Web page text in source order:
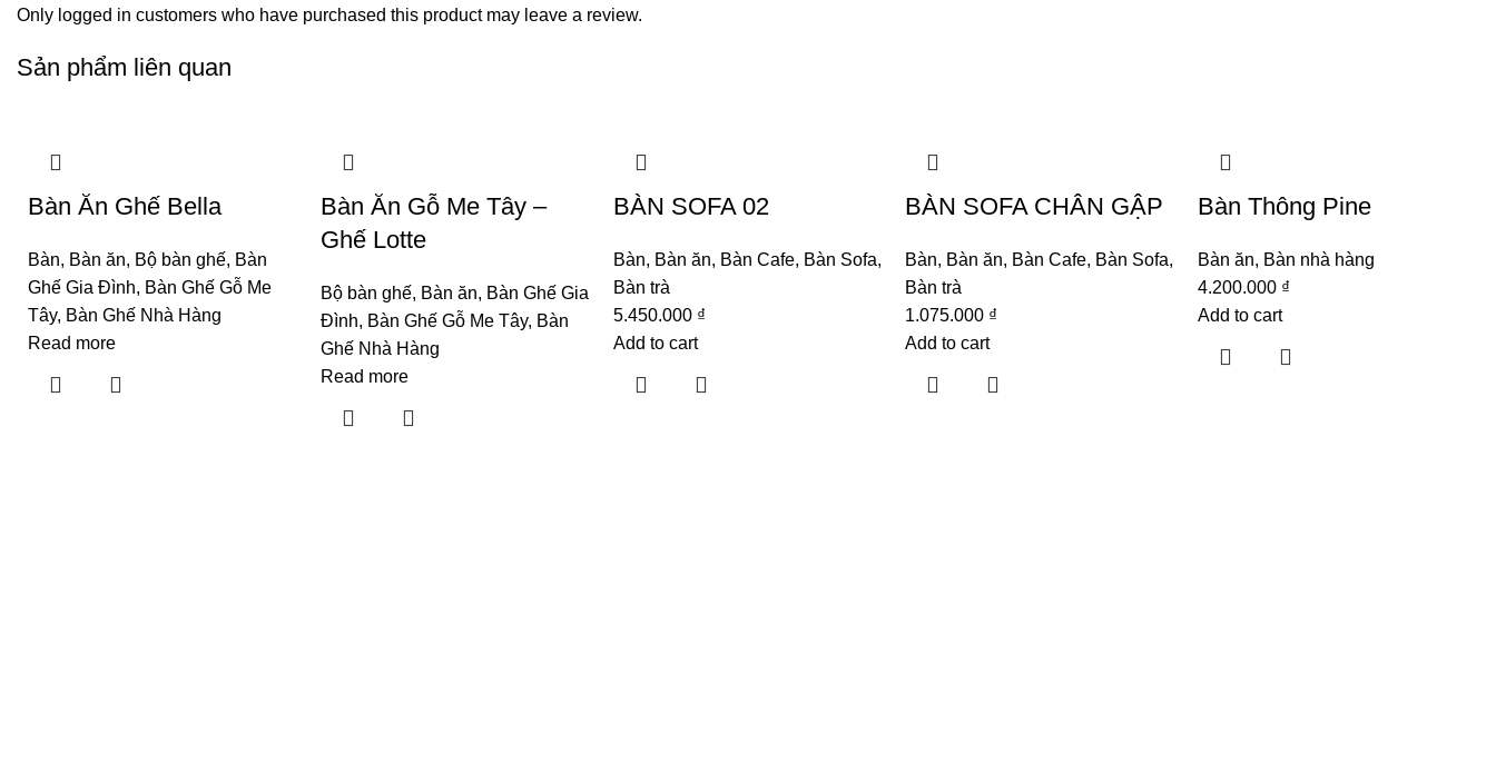
Only logged in customers who have purchased this product may leave a review.
Sản phẩm liên quan
Bàn Ăn Ghế Bella
Bàn, Bàn ăn, Bộ bàn ghế, Bàn
Ghế Gia Đình, Bàn Ghế Gỗ Me
Tây, Bàn Ghế Nhà Hàng
Read more
Bàn Ăn Gỗ Me Tây –
Ghế Lotte
Bộ bàn ghế, Bàn ăn, Bàn Ghế Gia
Đình, Bàn Ghế Gỗ Me Tây, Bàn
Ghế Nhà Hàng
Read more
BÀN SOFA 02
Bàn, Bàn ăn, Bàn Cafe, Bàn Sofa,
Bàn trà
5.450.000 ₫
Add to cart
BÀN SOFA CHÂN GẬP
Bàn, Bàn ăn, Bàn Cafe, Bàn Sofa,
Bàn trà
1.075.000 ₫
Add to cart
Bàn Thông Pine
Bàn ăn, Bàn nhà hàng
4.200.000 ₫
Add to cart